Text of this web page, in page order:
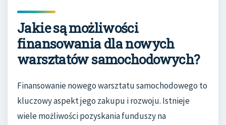
Jakie są możliwości
finansowania dla nowych
warsztatów samochodowych?
Finansowanie nowego warsztatu samochodowego to
kluczowy aspekt jego zakupu i rozwoju. Istnieje
wiele możliwości pozyskania funduszy na